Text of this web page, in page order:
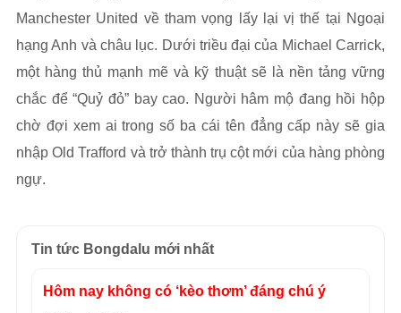
Manchester United về tham vọng lấy lại vị thế tại Ngoại
hạng Anh và châu lục. Dưới triều đại của Michael Carrick,
một hàng thủ mạnh mẽ và kỹ thuật sẽ là nền tảng vững
chắc để “Quỷ đỏ” bay cao. Người hâm mộ đang hồi hộp
chờ đợi xem ai trong số ba cái tên đẳng cấp này sẽ gia
nhập Old Trafford và trở thành trụ cột mới của hàng phòng
ngự.
Tin tức Bongdalu mới nhất
Hôm nay không có ‘kèo thơm’ đáng chú ý